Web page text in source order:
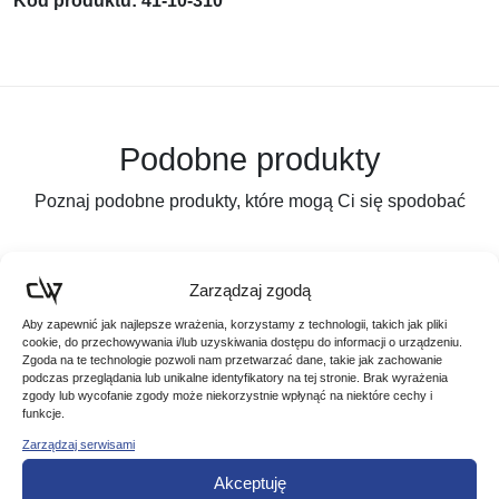
Zarządzaj zgodą
Aby zapewnić jak najlepsze wrażenia, korzystamy z technologii, takich jak pliki
cookie, do przechowywania i/lub uzyskiwania dostępu do informacji o urządzeniu.
Zgoda na te technologie pozwoli nam przetwarzać dane, takie jak zachowanie
podczas przeglądania lub unikalne identyfikatory na tej stronie. Brak wyrażenia
zgody lub wycofanie zgody może niekorzystnie wpłynąć na niektóre cechy i
funkcje.
Zarządzaj serwisami
Akceptuję
Podobne produkty
Poznaj podobne produkty, które mogą Ci się spodobać